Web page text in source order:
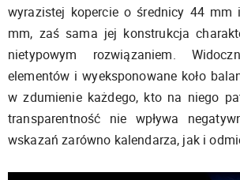
wyrazistej kopercie o średnicy 44 mm
mm, zaś sama jej konstrukcja
nietypowym rozwiązaniem.
elementów i wyeksponowane koło
w zdumienie każdego, kto na niego
transparentność nie wpływa
wskazań zarówno kalendarza, jak i